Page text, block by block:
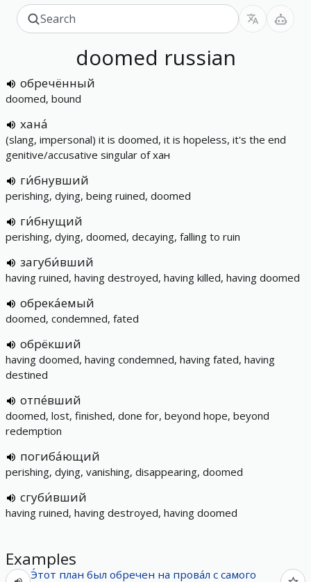
doomed russian
обречённый
doomed, bound
хана́
(slang, impersonal) it is doomed, it is hopeless, it's the end
genitive/accusative singular of хан
ги́бнувший
perishing, dying, being ruined, doomed
ги́бнущий
perishing, dying, doomed, decaying, falling to ruin
загуби́вший
having ruined, having destroyed, having killed, having doomed
обрека́емый
doomed, condemned, fated
обрёкший
having doomed, having condemned, having fated, having
destined
отпе́вший
doomed, lost, finished, done for, beyond hope, beyond
redemption
погиба́ющий
perishing, dying, vanishing, disappearing, doomed
сгуби́вший
having ruined, having destroyed, having doomed
Examples
Э́тот план был обречен на прова́л с самого